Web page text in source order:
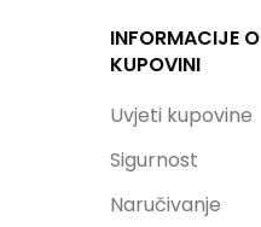
INFORMACIJE O
KUPOVINI
Uvjeti kupovine
Sigurnost
Naručivanje